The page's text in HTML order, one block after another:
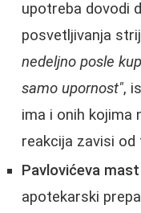
upotreba dovodi
posvetljivanja
nedeljno posle
samo upornost",
ima i onih kojima
reakcija zavisi od
Pavlovićeva
apotekarski